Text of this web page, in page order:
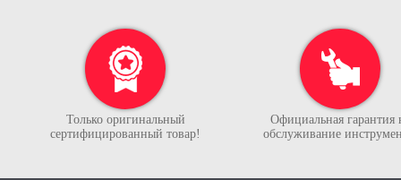
Только оригинальный
сертифицированный товар!
Официальная гарантия
обслуживание